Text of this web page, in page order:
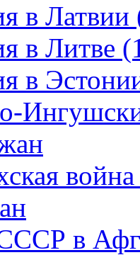
в Латвии
в Литве
в
в